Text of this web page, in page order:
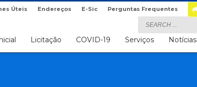
Úteis Endereços E-Sic Perguntas Frequentes
Licitação COVID-19 Serviços Notícias